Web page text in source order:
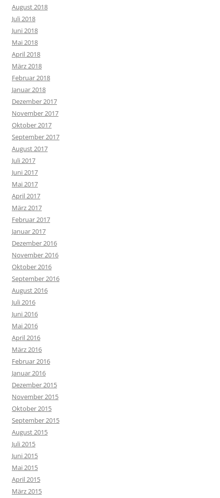
August 2018
Juli 2018
Juni 2018
Mai 2018
April 2018
März 2018
Februar 2018
Januar 2018
Dezember 2017
November 2017
Oktober 2017
September 2017
August 2017
Juli 2017
Juni 2017
Mai 2017
April 2017
März 2017
Februar 2017
Januar 2017
Dezember 2016
November 2016
Oktober 2016
September 2016
August 2016
Juli 2016
Juni 2016
Mai 2016
April 2016
März 2016
Februar 2016
Januar 2016
Dezember 2015
November 2015
Oktober 2015
September 2015
August 2015
Juli 2015
Juni 2015
Mai 2015
April 2015
März 2015